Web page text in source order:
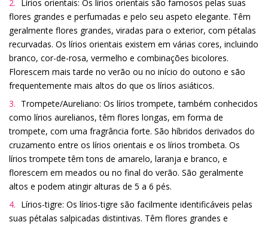
Lírios orientais: Os lírios orientais são famosos pelas suas
flores grandes e perfumadas e pelo seu aspeto elegante. Têm
geralmente flores grandes, viradas para o exterior, com pétalas
recurvadas. Os lírios orientais existem em várias cores, incluindo
branco, cor-de-rosa, vermelho e combinações bicolores.
Florescem mais tarde no verão ou no início do outono e são
frequentemente mais altos do que os lírios asiáticos.
Trompete/Aureliano: Os lírios trompete, também conhecidos
como lírios aurelianos, têm flores longas, em forma de
trompete, com uma fragrância forte. São híbridos derivados do
cruzamento entre os lírios orientais e os lírios trombeta. Os
lírios trompete têm tons de amarelo, laranja e branco, e
florescem em meados ou no final do verão. São geralmente
altos e podem atingir alturas de 5 a 6 pés.
Lírios-tigre: Os lírios-tigre são facilmente identificáveis pelas
suas pétalas salpicadas distintivas. Têm flores grandes e